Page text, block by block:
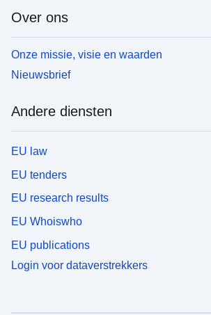
Over ons
Onze missie, visie en waarden
Nieuwsbrief
Andere diensten
EU law
EU tenders
EU research results
EU Whoiswho
EU publications
Login voor dataverstrekkers